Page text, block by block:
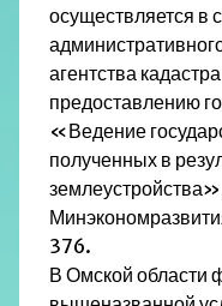
осуществляется в
агентства
предоставлению
«Ведение
полученных в
376.
В Омской области